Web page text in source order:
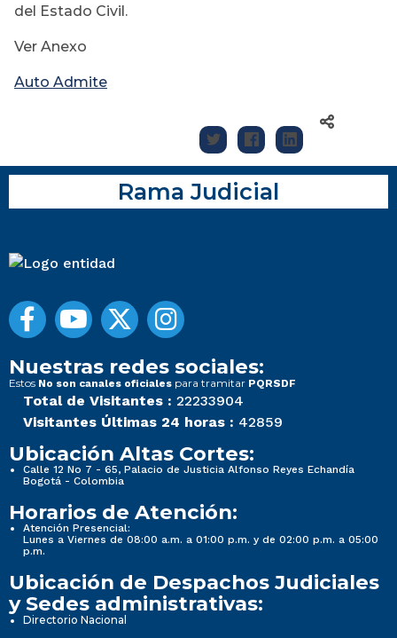
del Estado Civil.
Ver Anexo
Auto Admite
Rama Judicial
Nuestras redes sociales:
Estos No son canales oficiales para tramitar PQRSDF
Total de Visitantes : 22233904
Visitantes Últimas 24 horas : 42859
Ubicación Altas Cortes:
Calle 12 No 7 - 65, Palacio de Justicia Alfonso Reyes Echandía
Bogotá - Colombia
Horarios de Atención:
Atención Presencial:
Lunes a Viernes de 08:00 a.m. a 01:00 p.m. y de 02:00 p.m. a 05:00
p.m.
Ubicación de Despachos Judiciales
y Sedes administrativas:
Directorio Nacional